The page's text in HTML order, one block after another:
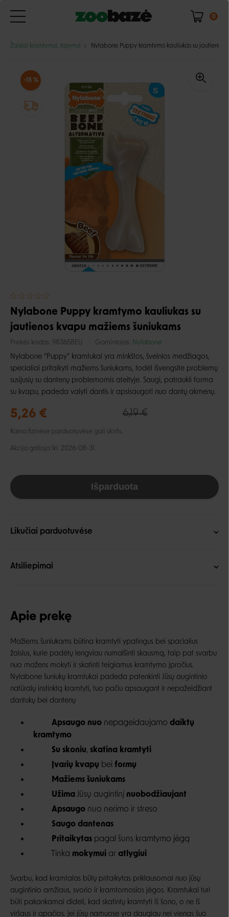
0
Žaislai kramtymui, tąsymui Nylabone Puppy kramtymo kauliukas su jautienos
-15 %
Nylabone Puppy kramtymo kauliukas su
jautienos kvapu mažiems šuniukams
Prekės kodas: 983658EU Gamintojas: Nylabone
Nylabone “Puppy” kramtukai yra minkštos, švelnios medžiagos,
specialiai pritaikyti mažiems šuniukams, todėl išvengsite problemų
susijusių su dantenų problemomis ateityje. Saugi, patraukli forma
su kvapu, padeda valyti dantis ir apsisaugoti nuo dantų akmenų.
5,26 € 6,19 €
Kaina fizinėse parduotuvėse gali skirtis.
Akcija galioja iki: 2026-08-31
Išparduota
Likučiai parduotuvėse
Atsiliepimai
Apie prekę
Mažiems šuniukams būtina kramtyti ypatingus bei spacialius
žaislus, kurie padėtų lengviau numalšinti skausmą, taip pat svarbu
nuo mažens mokyti ir skatinti teigiamus kramtymo įpročius.
Nylabone šuniukų kramtukai padeda patenkinti Jūsų augintinio
natūralų instinktą kramtyti, tuo pačiu apsaugant ir nepažeidžiant
dantukų bei dantenų
Apsaugo nuo nepageidaujamo daiktų
kramtymo
Su skoniu, skatina kramtyti
Įvarių kvapų bei formų
Mažiems šuniukams
UžimaJūsų augintinį nuobodžiaujant
Apsaugo nuo nerimo ir streso
Saugo dantenas
Pritaikytas pagal šuns kramtymo jėgą
Tinka mokymui ar atlygiui
Svarbu, kad kramtalas būtų pritaikytas priklausomai nuo jūsų
augintinio amžiaus, svorio ir kramtomosios jėgos. Kramtukai turi
būti pakankamai dideli, kad skatintų kramtyti iš šono, o ne iš
viršaus ir apačios. jei jūsų namuose yra daugiau nei vienas šuo